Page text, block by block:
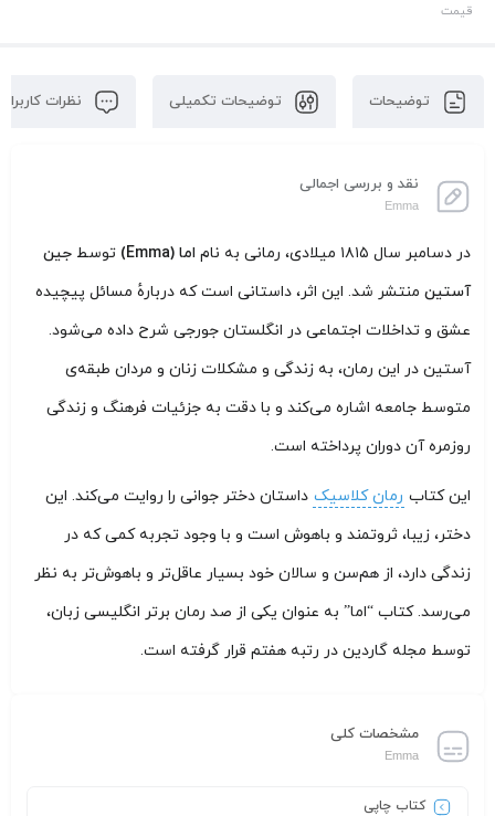
قیمت
توضیحات توضیحات تکمیلی نظرات کاربران
نقد و بررسی اجمالی
Emma
در دسامبر سال ۱۸۱۵ میلادی، رمانی به نام اما (Emma) توسط جین
آستین منتشر شد. این اثر، داستانی است که دربارهٔ مسائل پیچیده
عشق و تداخلات اجتماعی در انگلستان جورجی شرح داده می‌شود.
آستین در این رمان، به زندگی و مشکلات زنان و مردان طبقه‌ی
متوسط جامعه اشاره می‌کند و با دقت به جزئیات فرهنگ و زندگی
روزمره آن دوران پرداخته است.
این کتاب رمان کلاسیک داستان دختر جوانی را روایت می‌کند. این
دختر، زیبا، ثروتمند و باهوش است و با وجود تجربه کمی که در
زندگی دارد، از هم‌سن و سالان خود بسیار عاقل‌تر و باهوش‌تر به نظر
می‌رسد. کتاب “اما” به عنوان یکی از صد رمان برتر انگلیسی زبان،
توسط مجله گاردین در رتبه هفتم قرار گرفته است.
مشخصات کلی
Emma
کتاب چاپی